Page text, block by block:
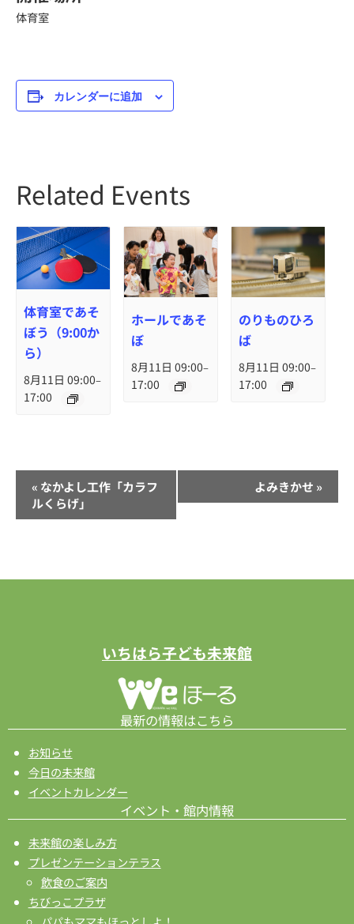
体育室
カレンダーに追加
Related Events
体育室であそ
ぼう（9:00か
ら）
8月11日 09:00–
17:00
ホールであそ
ぼ
8月11日 09:00–
17:00
のりものひろ
ば
8月11日 09:00–
17:00
ン
« なかよし工作「カラフ
ルくらげ」
よみきかせ »
いちはら子ども未来館
最新の情報はこちら
お知らせ
今日の未来館
イベントカレンダー
イベント・館内情報
未来館の楽しみ方
プレゼンテーションテラス
飲食のご案内
ちびっこプラザ